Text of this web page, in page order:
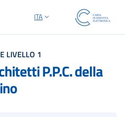
SELEZIONE LINGUA: LINGUA
ITA
LIVELLO 1
P.P.C. della